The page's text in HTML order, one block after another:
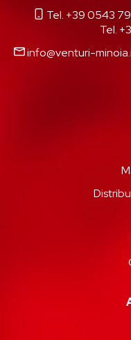
Tel. +39 0543
Tel.
info@venturi-